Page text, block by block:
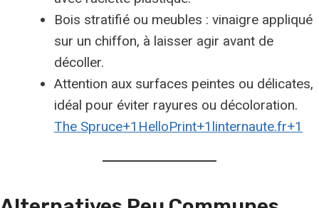
Bois stratifié ou meubles : vinaigre appliqué
sur un chiffon, à laisser agir avant de
décoller.
Attention aux surfaces peintes ou délicates,
idéal pour éviter rayures ou décoloration.
The Spruce+1 HelloPrint+1 linternaute.fr+1